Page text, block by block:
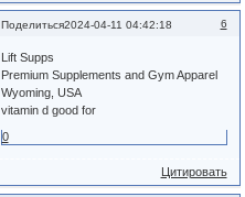
Поделиться 6
2024-04-11 04:42:18
Lift Supps
Premium Supplements and Gym Apparel
Wyoming, USA
vitamin d good for
0
Цитировать